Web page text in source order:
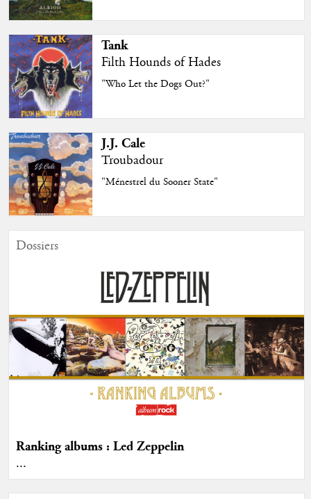
Tank
Filth Hounds of Hades
"Who Let the Dogs Out?"
J.J. Cale
Troubadour
"Ménestrel du Sooner State"
Dossiers
Ranking albums : Led Zeppelin
...